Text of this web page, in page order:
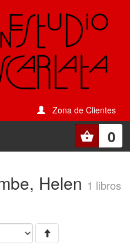
Zona de Clientes
0
Helen 1 libros